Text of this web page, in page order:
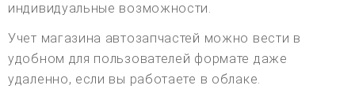
индивидуальные возможности.
Учет магазина автозапчастей можно вести в
удобном для пользователей формате даже
удаленно, если вы работаете в облаке.